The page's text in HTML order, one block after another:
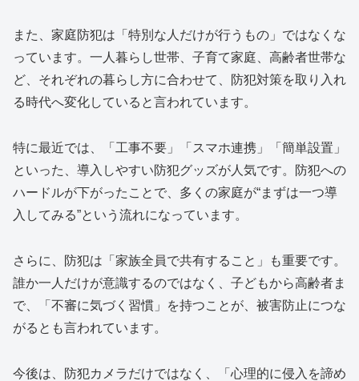
また、家庭防犯は「特別な人だけが行うもの」ではなくな
っています。一人暮らし世帯、子育て家庭、高齢者世帯な
ど、それぞれの暮らし方に合わせて、防犯対策を取り入れ
る時代へ変化していると言われています。
特に最近では、「工事不要」「スマホ連携」「簡単設置」
といった、導入しやすい防犯グッズが人気です。防犯への
ハードルが下がったことで、多くの家庭が“まずは一つ導
入してみる”という流れになっています。
さらに、防犯は「家族全員で共有すること」も重要です。
誰か一人だけが意識するのではなく、子どもから高齢者ま
で、「不審に気づく習慣」を持つことが、被害防止につな
がるとも言われています。
今後は、防犯カメラだけではなく、「心理的に侵入を諦め